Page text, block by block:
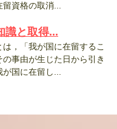
資格の取消...
識と取得...
は，「我が国に在留するこ
事由が生じた日から引き
国に在留し...